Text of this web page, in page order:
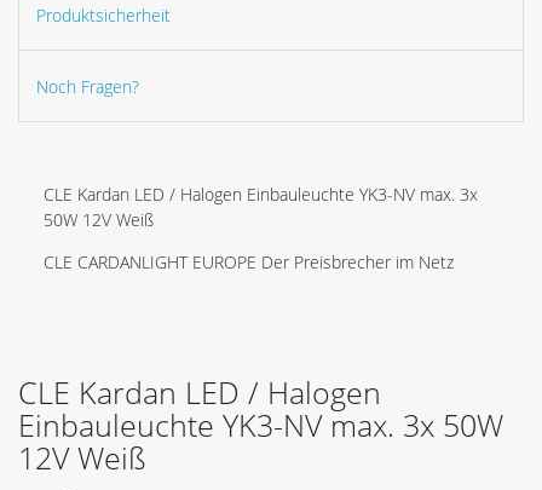
Produktsicherheit
Noch Fragen?
CLE Kardan LED / Halogen Einbauleuchte YK3-NV max. 3x
50W 12V Weiß
CLE CARDANLIGHT EUROPE Der Preisbrecher im Netz
CLE Kardan LED / Halogen
Einbauleuchte YK3-NV max. 3x 50W
12V Weiß